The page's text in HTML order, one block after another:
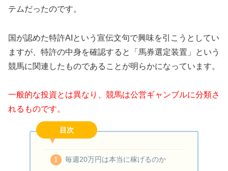
テムだったのです。
国が認めた特許AIという宣伝文句で興味を引こうとしてい
ますが、特許の中身を確認すると「馬券選定装置」という
競馬に関連したものであることが明らかになっています。
一般的な投資とは異なり、競馬は公営ギャンブルに分類さ
れるものです。
目次
毎週20万円は本当に稼げるのか